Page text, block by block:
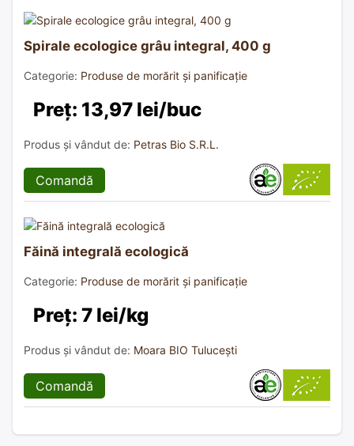
Spirale ecologice grâu integral, 400 g
Categorie: Produse de morărit și panificație
Preț: 13,97 lei/buc
Produs și vândut de: Petras Bio S.R.L.
Comandă
Făină integrală ecologică
Categorie: Produse de morărit și panificație
Preț: 7 lei/kg
Produs și vândut de: Moara BIO Tulucești
Comandă